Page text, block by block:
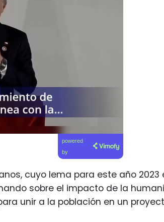
powered
by
cuyo lema para este año 2023
sobre el impacto de la
unir a la población en un